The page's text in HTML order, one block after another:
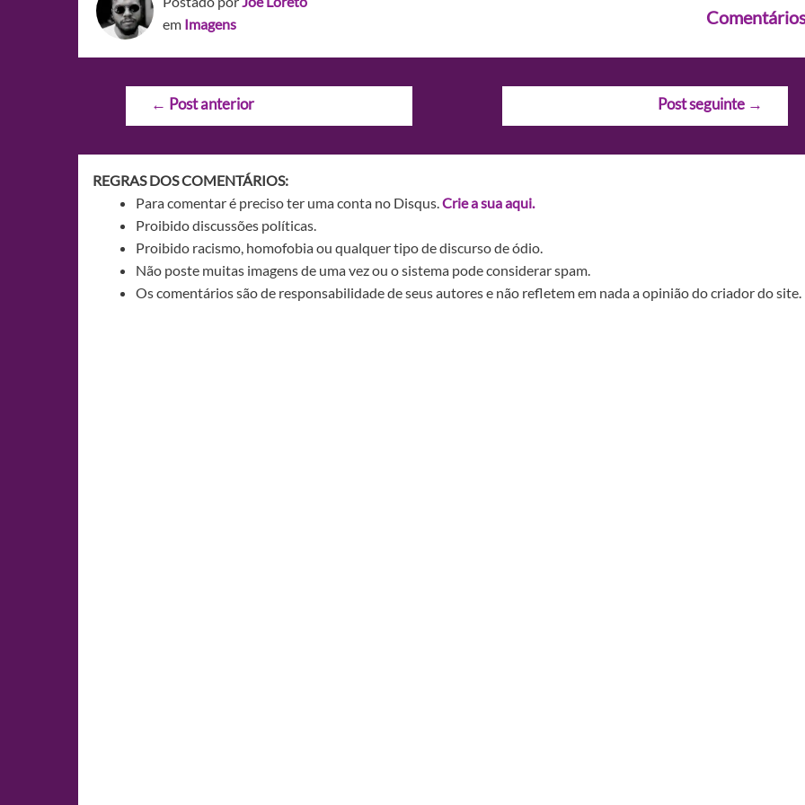
em Imagens
Navegação
← Post anterior Post seguinte →
REGRAS DOS COMENTÁRIOS:
Para comentar é preciso ter uma conta no Disqus.Crie a sua aqui.
Proibido discussões políticas.
Proibido racismo, homofobia ou qualquer tipo de discurso de ódio.
Não poste muitas imagens de uma vez ou o sistema pode considerar spam.
Os comentários são de responsabilidade de seus autores e não refletem em nada a opinião do criador do site.